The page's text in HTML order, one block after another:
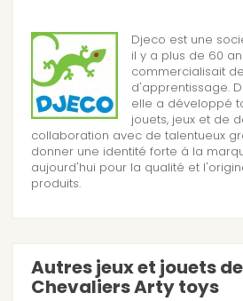
Djeco est une
il y a plus de 60
commercialisait
d'apprentissage.
elle a développé
jouets, jeux et de
collaboration avec de talentueux
donner une identité forte à la
aujourd'hui pour la qualité et
produits.
Autres jeux et jouets
Chevaliers Arty toys